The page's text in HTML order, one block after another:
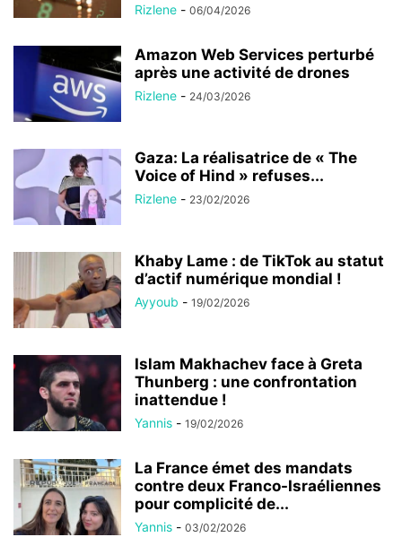
Rizlene - 06/04/2026
Amazon Web Services perturbé
après une activité de drones
Rizlene - 24/03/2026
Gaza: La réalisatrice de « The
Voice of Hind » refuses...
Rizlene - 23/02/2026
Khaby Lame : de TikTok au statut
d’actif numérique mondial !
Ayyoub - 19/02/2026
Islam Makhachev face à Greta
Thunberg : une confrontation
inattendue !
Yannis - 19/02/2026
La France émet des mandats
contre deux Franco-Israéliennes
pour complicité de...
Yannis - 03/02/2026